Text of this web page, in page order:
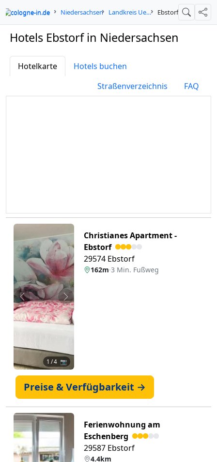
cologne-in.de Niedersachsen Landkreis Uelzen Ebstorf Suche
Hotels Ebstorf in Niedersachsen
Hotelkarte
Hotels buchen
Straßenverzeichnis
FAQ
Zurück Weiter
1 / 4 📷
Christianes Apartment -
Ebstorf
29574 Ebstorf
162m·3 Min. Fußweg
Preise & Verfügbarkeit →
Ferienwohnung am
Eschenberg
29587 Ebstorf
4.4km